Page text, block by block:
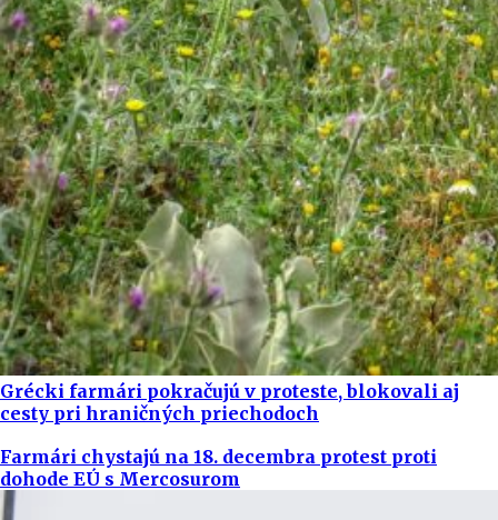
Grécki farmári pokračujú v proteste, blokovali aj
cesty pri hraničných priechodoch
Farmári chystajú na 18. decembra protest proti
dohode EÚ s Mercosurom